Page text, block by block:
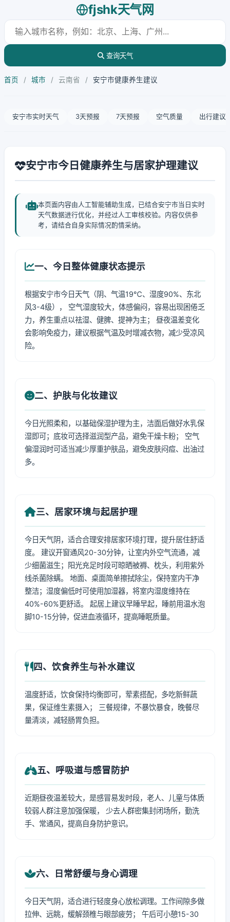
fjshk天气网
查询天气
首页 / 城市 / 云南省 / 安宁市健康养生建议
安宁市实时天气 3天预报 7天预报 空气质量 出行建议
安宁市今日健康养生与居家护理建议
本页面内容由人工智能辅助生成，已结合安宁市当日实时
天气数据进行优化，并经过人工审核校验。内容仅供参
考，请结合自身实际情况酌情采纳。
一、今日整体健康状态提示
根据安宁市今日天气（阴、气温19℃、湿度90%、东北
风3-4级）， 空气湿度较大，体感偏闷，容易出现困倦乏
力，养生重点以祛湿、健脾、提神为主； 昼夜温差变化
会影响免疫力，建议根据气温及时增减衣物，减少受凉风
险。
二、护肤与化妆建议
今日光照柔和，以基础保湿护理为主，洁面后做好水乳保
湿即可；底妆可选择滋润型产品，避免干燥卡粉； 空气
偏湿润时可适当减少厚重护肤品，避免皮肤闷痘、出油过
多。
三、居家环境与起居护理
今日天气阴，适合合理安排居家环境打理，提升居住舒适
度。 建议开窗通风20-30分钟，让室内外空气流通，减
少细菌滋生；阳光充足时段可晾晒被褥、枕头，利用紫外
线杀菌除螨。 地面、桌面简单擦拭除尘，保持室内干净
整洁；湿度偏低时可使用加湿器，将室内湿度维持在
40%-60%更舒适。 起居上建议早睡早起，睡前用温水泡
脚10-15分钟，促进血液循环，提高睡眠质量。
四、饮食养生与补水建议
温度舒适，饮食保持均衡即可，荤素搭配，多吃新鲜蔬
果，保证维生素摄入； 三餐规律，不暴饮暴食，晚餐尽
量清淡，减轻肠胃负担。
五、呼吸道与感冒防护
近期昼夜温差较大，是感冒易发时段，老人、儿童与体质
较弱人群注意加强保暖， 少去人群密集封闭场所，勤洗
手、常通风，提高自身防护意识。
六、日常舒缓与身心调理
今日天气阴，适合进行轻度身心放松调理。工作间隙多做
拉伸、远眺，缓解颈椎与眼部疲劳； 午后可小憩15-30